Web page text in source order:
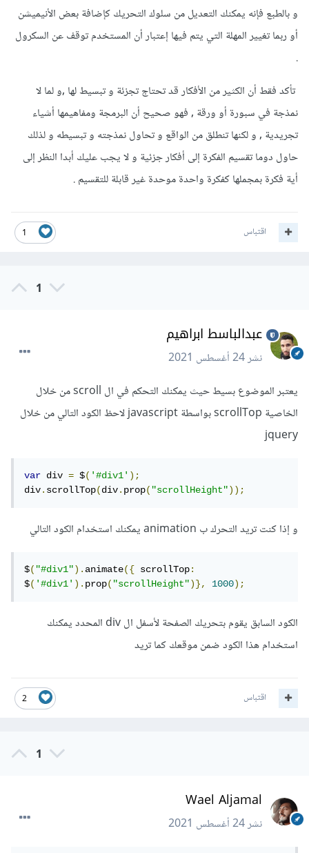
و بالطبع فإنه يمكنك التعديل من سلوك التحريك كإضافة بعض الأنيميشن
أو ربما تغيير المهلة التي يتم فيها إعتبار أن المستخدم توقف عن السكرول
تأكد فقط أن الكثير من الأفكار قد تحتاج تجزئة و تبسيط لها ,و لما لا
نمذجة في سبورة أو ورقة , فهو صحيح أن البرمجة ومفاهيمها أشياء
تجريدية , و لكنها تنطلق من الواقع و تحاول نمذجته و تبسيطه و لذلك
حاول دوما تقسيم الفكرة إلى أفكار جزئية و لا يجب عليك أبدا النظر إلى
أية فكرة بمجملها كفكرة واحدة موحدة غير قابلة للتقسيم .
1 اقتباس
1
عبدالباسط ابراهيم
نشر24 أغسطس 2021
يعتبر الموضوع بسيط حيث يمكنك التحكم في ال scroll من خلال
الخاصية scrollTop بواسطة javascript لاحظ الكود التالي من خلال
jquery
var div = $('#div1');
div.scrollTop(div.prop("scrollHeight"));
و إذا كنت تريد التحرك ب animation يمكنك استخدام الكود التالي
$("#div1").animate({ scrollTop:
$('#div1').prop("scrollHeight")}, 1000);
الكود السابق يقوم بتحريك الصفحة لأسفل ال div المحدد يمكنك
استخدام هذا الكود ضمن موقعك كما تريد
2 اقتباس
1
Wael Aljamal
نشر24 أغسطس 2021